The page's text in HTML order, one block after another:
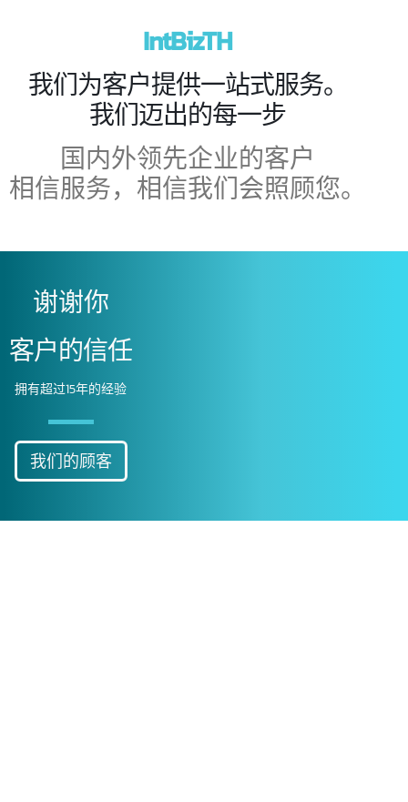
IntBizTH
我们为客户提供一站式服务。
我们迈出的每一步
国内外领先企业的客户
相信服务，相信我们会照顾您。
谢谢你
客户的信任
拥有超过15年的经验
我们的顾客